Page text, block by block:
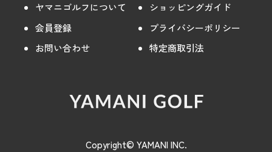
ヤマニゴルフについて
ショッピングガイド
会員登録
プライバシーポリシー
お問い合わせ
特定商取引法
Copyright© YAMANI INC.